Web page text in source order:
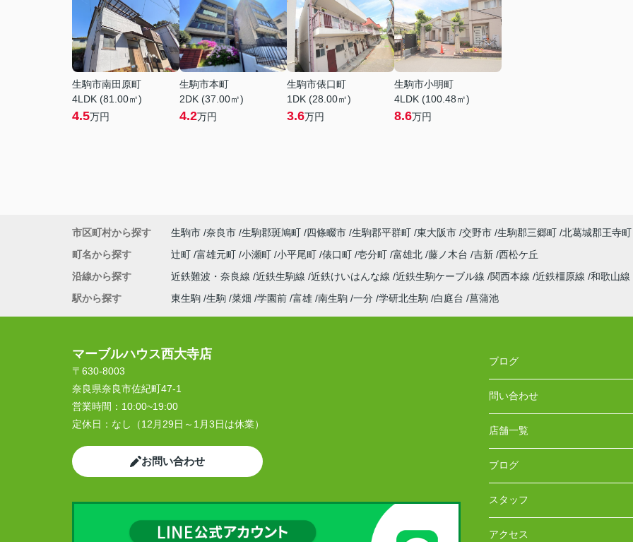
生駒市南田原町
4LDK (81.00㎡)
4.5万円
生駒市本町
2DK (37.00㎡)
4.2万円
生駒市俵口町
1DK (28.00㎡)
3.6万円
生駒市小明町
4LDK (100.48㎡)
8.6万円
市区町村から探す 生駒市 奈良市 生駒郡斑鳩町 四條畷市 生駒郡平群町 東大阪市 交野市 生駒郡三郷町 北葛城郡王寺町
町名から探す
辻町 富雄元町 小瀬町 小平尾町 俵口町 壱分町 富雄北 藤ノ木台 吉新 西松ケ丘
沿線から探す
近鉄難波・奈良線 近鉄生駒線 近鉄けいはんな線 近鉄生駒ケーブル線 関西本線 近鉄橿原線 和歌山線
駅から探す
東生駒 生駒 菜畑 学園前 富雄 南生駒 一分 学研北生駒 白庭台 菖蒲池
マーブルハウス西大寺店
〒630-8003
奈良県奈良市佐紀町47-1
営業時間： 10:00~19:00
定休日： なし（12月29日～1月3日は休業）
お問い合わせ
ブログ
問い合わせ
店舗一覧
ブログ
スタッフ
アクセス